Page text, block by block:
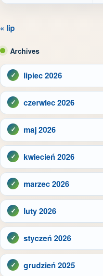
« lip
Archives
lipiec 2026
czerwiec 2026
maj 2026
kwiecień 2026
marzec 2026
luty 2026
styczeń 2026
grudzień 2025